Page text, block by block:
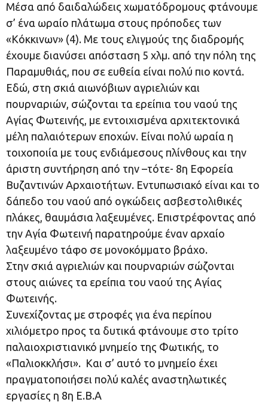
Μέσα από δαιδαλώδεις χωματόδρομους φτάνουμε
σ’ ένα ωραίο πλάτωμα στους πρόποδες των
«Κόκκινων» (4). Με τους ελιγμούς της διαδρομής
έχουμε διανύσει απόσταση 5 χλμ. από την πόλη της
Παραμυθιάς, που σε ευθεία είναι πολύ πιο κοντά.
Εδώ, στη σκιά αιωνόβιων αγριελιών και
πουρναριών, σώζονται τα ερείπια του ναού της
Αγίας Φωτεινής, με εντοιχισμένα αρχιτεκτονικά
μέλη παλαιότερων εποχών. Είναι πολύ ωραία η
τοιχοποιία με τους ενδιάμεσους πλίνθους και την
άριστη συντήρηση από την –τότε- 8η Εφορεία
Βυζαντινών Αρχαιοτήτων. Εντυπωσιακό είναι και το
δάπεδο του ναού από ογκώδεις ασβεστολιθικές
πλάκες, θαυμάσια λαξευμένες. Επιστρέφοντας από
την Αγία Φωτεινή παρατηρούμε έναν αρχαίο
λαξευμένο τάφο σε μονοκόμματο βράχο.
Στην σκιά αγριελιών και πουρναριών σώζονται
στους αιώνες τα ερείπια του ναού της Αγίας
Φωτεινής.
Συνεχίζοντας με στροφές για ένα περίπου
χιλιόμετρο προς τα δυτικά φτάνουμε στο τρίτο
παλαιοχριστιανικό μνημείο της Φωτικής, το
«Παλιοκκλήσι». Και σ’ αυτό το μνημείο έχει
πραγματοποιήσει πολύ καλές αναστηλωτικές
εργασίες η 8η Ε.Β.Α